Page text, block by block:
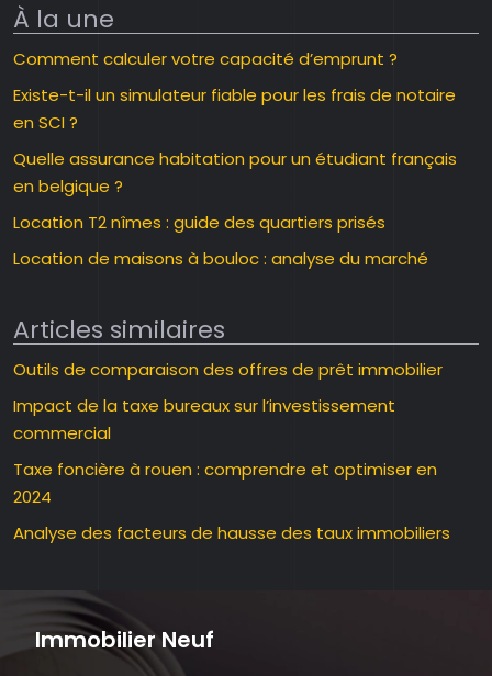
À la une
Comment calculer votre capacité d’emprunt ?
Existe-t-il un simulateur fiable pour les frais de notaire
en SCI ?
Quelle assurance habitation pour un étudiant français
en belgique ?
Location T2 nîmes : guide des quartiers prisés
Location de maisons à bouloc : analyse du marché
Articles similaires
Outils de comparaison des offres de prêt immobilier
Impact de la taxe bureaux sur l’investissement
commercial
Taxe foncière à rouen : comprendre et optimiser en
2024
Analyse des facteurs de hausse des taux immobiliers
Immobilier Neuf